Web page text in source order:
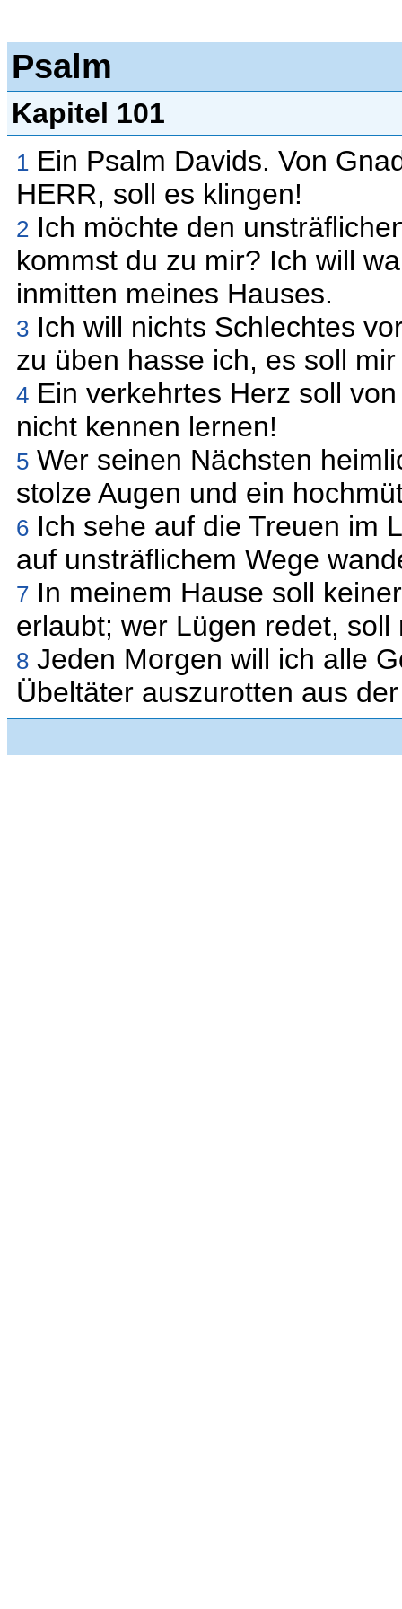
Psalm
Kapitel 101
1 Ein Psalm Davids. Von
HERR, soll es klingen!
2 Ich möchte den
kommst du zu mir? Ich will
inmitten meines Hauses.
3 Ich will nichts Schlechtes
zu üben hasse ich, es soll
4 Ein verkehrtes Herz soll
nicht kennen lernen!
5 Wer seinen Nächsten
stolze Augen und ein
6 Ich sehe auf die Treuen im
auf unsträflichem Wege
7 In meinem Hause soll
erlaubt; wer Lügen redet,
8 Jeden Morgen will ich alle
Übeltäter auszurotten aus